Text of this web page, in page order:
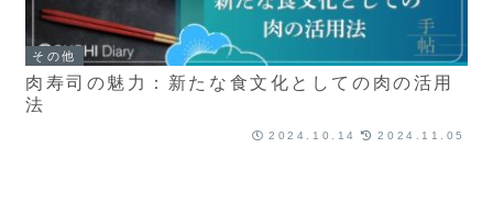
その他
肉寿司の魅力：新たな食文化としての肉の活用
法
2024.10.14 2024.11.05